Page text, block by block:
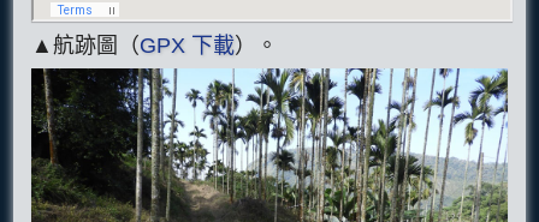
▲航跡圖（GPX 下載）。